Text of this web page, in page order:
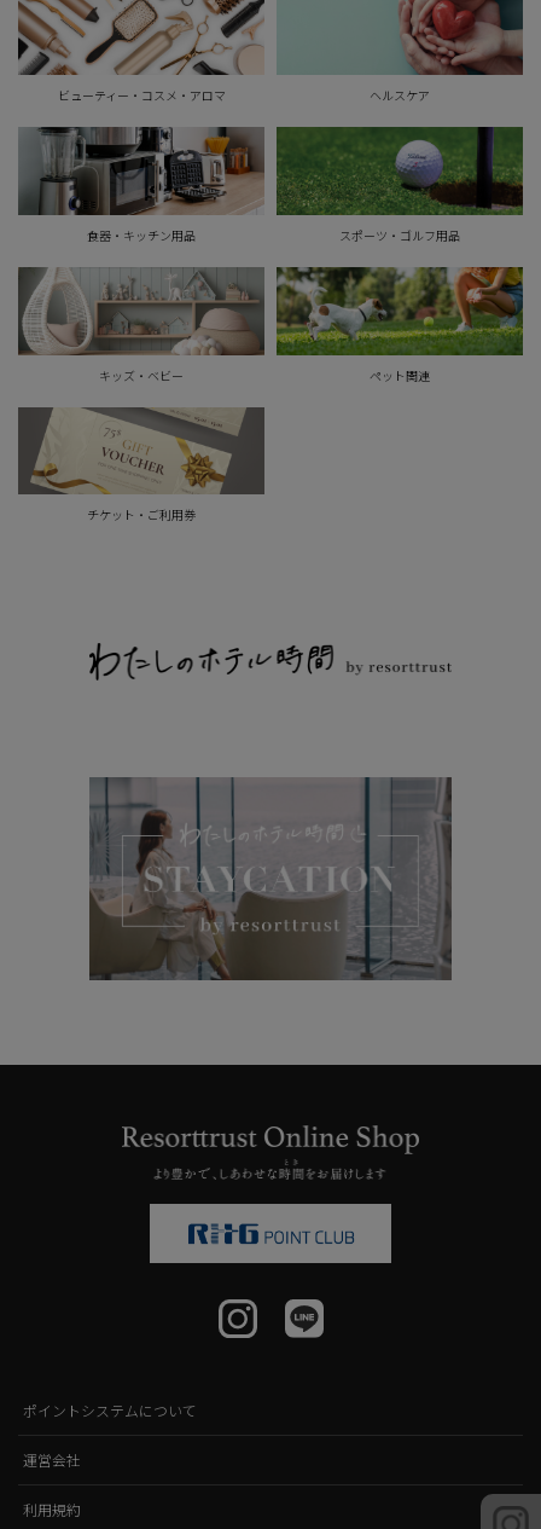
ビューティー・コスメ・アロマ ヘルスケア
食器・キッチン用品 スポーツ・ゴルフ用品
キッズ・ベビー ペット関連
チケット・ご利用券
ポイントシステムについて
運営会社
利用規約